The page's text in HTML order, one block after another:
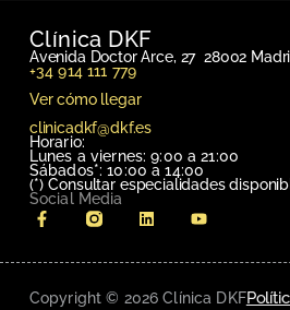
Clínica DKF
Avenida Doctor Arce, 27 28002
+34 914 111 779
Ver cómo llegar
clinicadkf@dkf.es
Horario:
Lunes a viernes: 9:00 a 21:00
Sábados*: 10:00 a 14:00
(*)Consultar especialidades
Social Media
Copyright © 2026 Clínica DKF